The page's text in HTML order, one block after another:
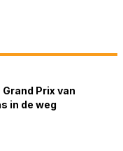
Prix van
in de weg